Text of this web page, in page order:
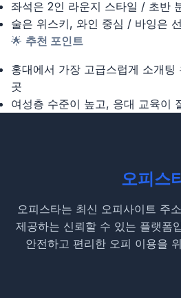
좌석은 2인 라운지 스타일 / 초반
술은 위스키, 와인 중심 / 바잉은
🌟 추천 포인트
홍대에서 가장 고급스럽게 소개팅
곳
여성층 수준이 높고, 응대 교육이
오피스
오피스타는 최신 오피사이트 주
제공하는 신뢰할 수 있는 플랫폼
안전하고 편리한 오피 이용을